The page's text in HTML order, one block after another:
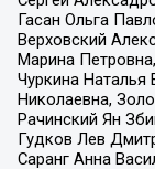
Гасан Ольга
Верховский
Марина
Чуркина Наталья
Николаевна,
Рачинский Ян
Гудков Лев
Саранг Анна